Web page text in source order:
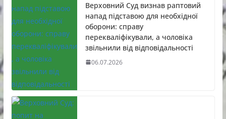
Верховний Суд визнав раптовий
напад підставою для необхідної
оборони: справу
перекваліфікували, а чоловіка
звільнили від відповідальності
06.07.2026